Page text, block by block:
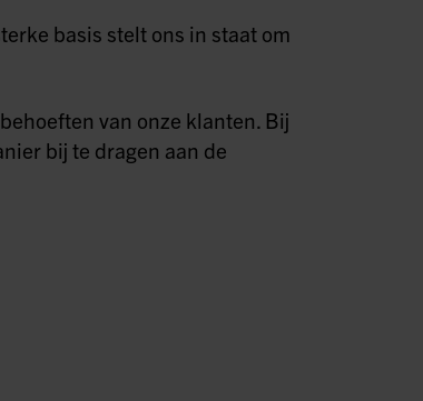
basis stelt ons in staat om
van onze klanten. Bij
bij te dragen aan de